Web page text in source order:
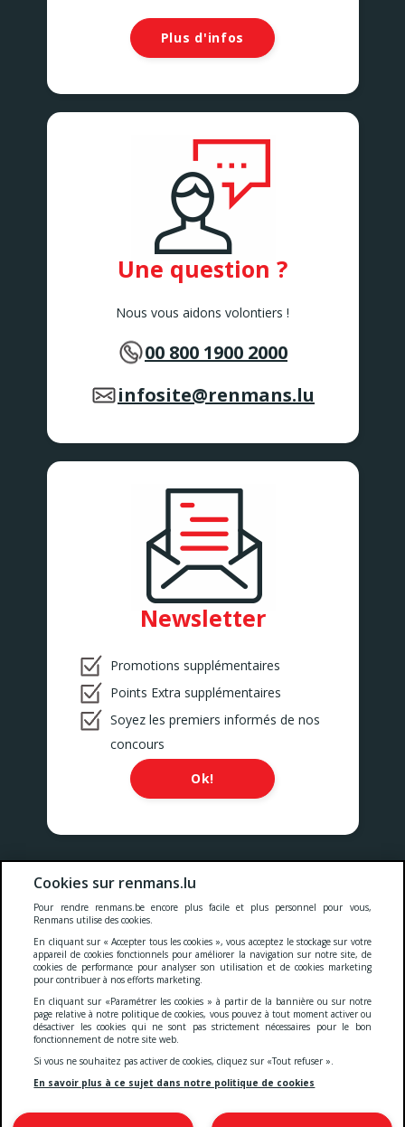
Plus d'infos
Une question ?
Nous vous aidons volontiers !
00 800 1900 2000
infosite@renmans.lu
Newsletter
Promotions supplémentaires
Points Extra supplémentaires
Soyez les premiers informés de nos
concours
Ok!
Nos prix comprennent toutes les taxes, la TVA, les droits et les
Deklaratioun zur Barrierefräiheet
4 Rue Henri M. Schnadt
2530 Luxembourg
TVA: LU15083165
Cookies sur renmans.lu
Pour rendre renmans.be encore plus facile et plus personnel pour vous,
Renmans utilise des cookies.
En cliquant sur « Accepter tous les cookies », vous acceptez le stockage sur votre
appareil de cookies fonctionnels pour améliorer la navigation sur notre site, de
cookies de performance pour analyser son utilisation et de cookies marketing
pour contribuer à nos efforts marketing.
En cliquant sur «Paramétrer les cookies » à partir de la bannière ou sur notre
page relative à notre politique de cookies, vous pouvez à tout moment activer ou
désactiver les cookies qui ne sont pas strictement nécessaires pour le bon
fonctionnement de notre site web.
Si vous ne souhaitez pas activer de cookies, cliquez sur «Tout refuser ».
En savoir plus à ce sujet dans notre politique de cookies